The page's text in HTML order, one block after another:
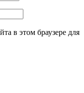
в этом браузере для